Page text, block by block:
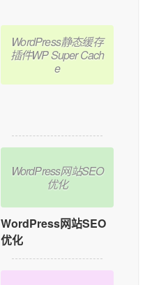
WordPress静态缓存
插件WP Super Cach
e
WordPress网站SEO
优化
WordPress网站SEO
优化